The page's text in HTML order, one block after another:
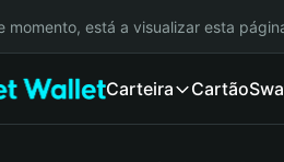
momento, está a visualizar esta
Carteira Cartão